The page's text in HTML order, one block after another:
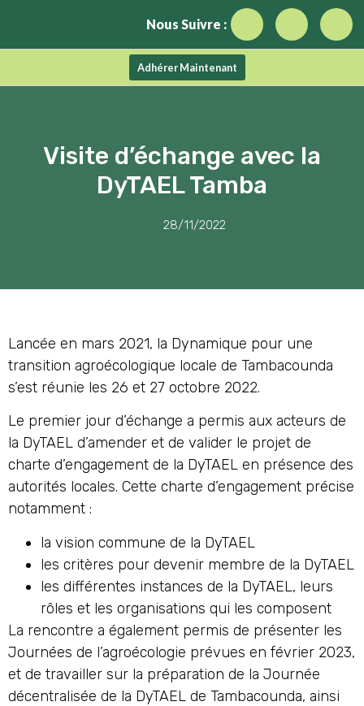
Nous Suivre :
Adhérer Maintenant
Visite d’échange avec la
DyTAEL Tamba
28/11/2022
Lancée en mars 2021, la Dynamique pour une
transition agroécologique locale de Tambacounda
s’est réunie les 26 et 27 octobre 2022.
Le premier jour d’échange a permis aux acteurs de
la DyTAEL d’amender et de valider le projet de
charte d’engagement de la DyTAEL en présence des
autorités locales. Cette charte d’engagement précise
notamment :
la vision commune de la DyTAEL
les critères pour devenir membre de la DyTAEL
les différentes instances de la DyTAEL, leurs
rôles et les organisations qui les composent
La rencontre a également permis de présenter les
Journées de l’agroécologie prévues en février 2023,
et de travailler sur la préparation de la Journée
décentralisée de la DyTAEL de Tambacounda, ainsi